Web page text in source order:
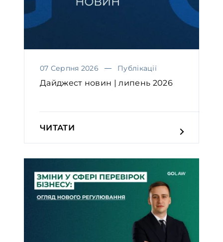
07 Серпня 2026 Публікації
Дайджест новин | липень 2026
ЧИТАТИ